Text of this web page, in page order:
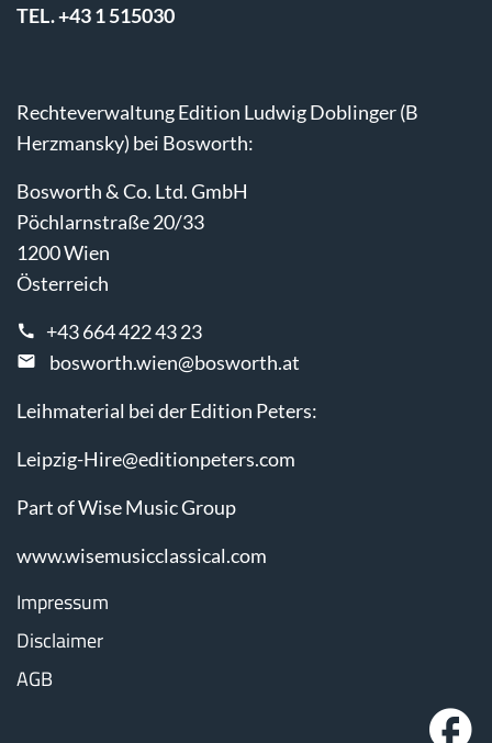
TEL. +43 1 515030
Rechteverwaltung Edition Ludwig Doblinger (B
Herzmansky) bei Bosworth:
Bosworth & Co. Ltd. GmbH
Pöchlarnstraße 20/33
1200 Wien
Österreich
+43 664 422 43 23
bosworth.wien@bosworth.at
Leihmaterial bei der Edition Peters:
Leipzig-Hire@editionpeters.com
Part of Wise Music Group
www.wisemusicclassical.com
Impressum
Disclaimer
AGB